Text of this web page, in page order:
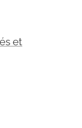
et